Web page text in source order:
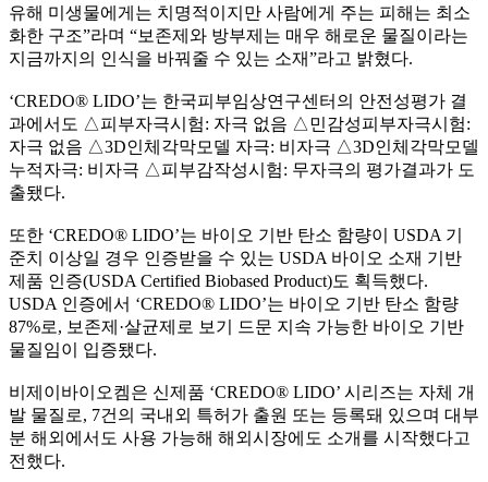
유해 미생물에게는 치명적이지만 사람에게 주는 피해는 최소
화한 구조”라며 “보존제와 방부제는 매우 해로운 물질이라는
지금까지의 인식을 바꿔줄 수 있는 소재”라고 밝혔다.
‘CREDO® LIDO’는 한국피부임상연구센터의 안전성평가 결
과에서도 △피부자극시험: 자극 없음 △민감성피부자극시험:
자극 없음 △3D인체각막모델 자극: 비자극 △3D인체각막모델
누적자극: 비자극 △피부감작성시험: 무자극의 평가결과가 도
출됐다.
또한 ‘CREDO® LIDO’는 바이오 기반 탄소 함량이 USDA 기
준치 이상일 경우 인증받을 수 있는 USDA 바이오 소재 기반
제품 인증(USDA Certified Biobased Product)도 획득했다.
USDA 인증에서 ‘CREDO® LIDO’는 바이오 기반 탄소 함량
87%로, 보존제 ·살균제로 보기 드문 지속 가능한 바이오 기반
물질임이 입증됐다.
비제이바이오켐은 신제품 ‘CREDO® LIDO’ 시리즈는 자체 개
발 물질로, 7건의 국내외 특허가 출원 또는 등록돼 있으며 대부
분 해외에서도 사용 가능해 해외시장에도 소개를 시작했다고
전했다.